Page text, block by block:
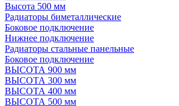
Высота 500 мм
Радиаторы биметаллические
Боковое подключение
Нижнее подключение
Радиаторы стальные панельные
Боковое подключение
ВЫСОТА 900 мм
ВЫСОТА 300 мм
ВЫСОТА 400 мм
ВЫСОТА 500 мм